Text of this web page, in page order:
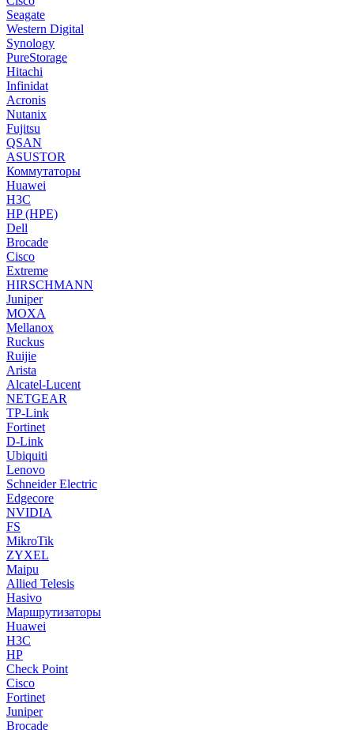
Seagate
Western Digital
Synology
PureStorage
Hitachi
Infinidat
Acronis
Nutanix
Fujitsu
QSAN
ASUSTOR
Коммутаторы
Huawei
H3C
HP (HPE)
Dell
Brocade
Cisco
Extreme
HIRSCHMANN
Juniper
MOXA
Mellanox
Ruckus
Ruijie
Arista
Alcatel-Lucent
NETGEAR
TP-Link
Fortinet
D-Link
Ubiquiti
Lenovo
Schneider Electric
Edgecore
NVIDIA
FS
MikroTik
ZYXEL
Maipu
Allied Telesis
Hasivo
Маршрутизаторы
Huawei
H3C
HP
Check Point
Cisco
Fortinet
Juniper
Brocade